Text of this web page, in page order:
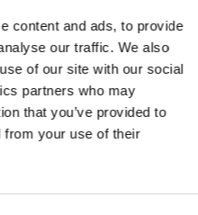
content and ads, to provide
our traffic. We also
of our site with our social
partners who may
that you’ve provided to
from your use of their